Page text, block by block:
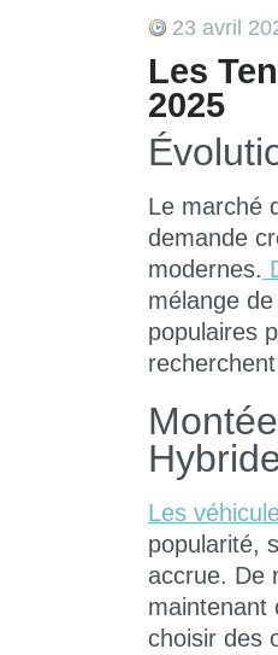
23 avril
Les
2025
Le marché
demande
modernes.
mélange
populaires
Les
popularité,
accrue. De
maintenant
choisir des